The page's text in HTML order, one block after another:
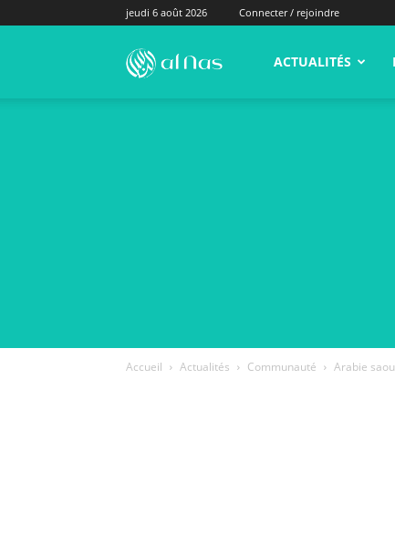
jeudi 6 août 2026 Connecter / rejoindre
alNas.fr ACTUALITÉS
Accueil Actualités Communauté Arabie